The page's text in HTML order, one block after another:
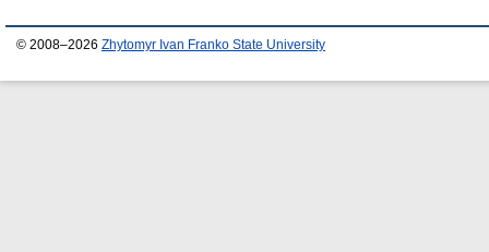
© 2008–2026 Zhytomyr Ivan Franko State University